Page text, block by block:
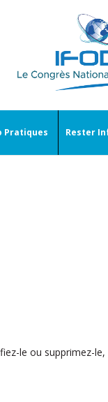
Pratiques Rester
le ou supprimez-le,